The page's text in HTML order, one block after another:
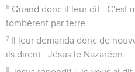
6 Quand donc il leur dit : C'est
tombèrent par terre.
7 Il leur demanda donc de
ils dirent : Jésus le Nazaréen.
8